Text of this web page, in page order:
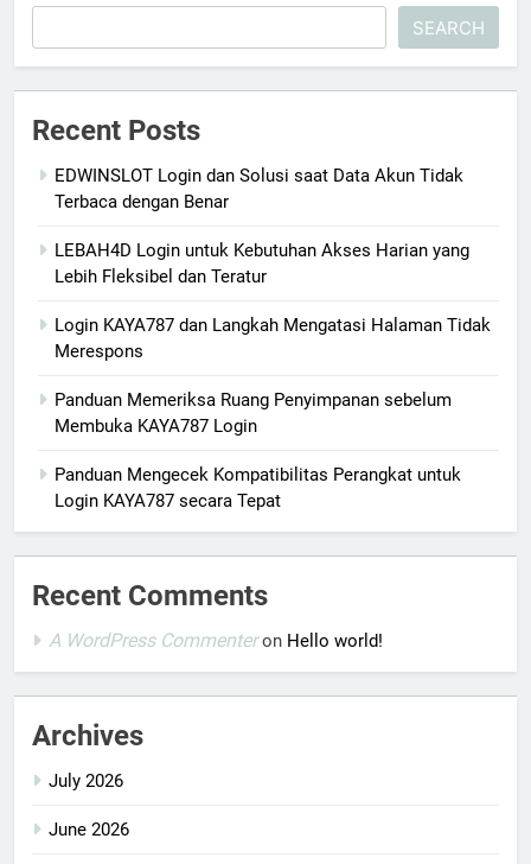
SEARCH
Recent Posts
EDWINSLOT Login dan Solusi saat Data Akun Tidak
Terbaca dengan Benar
LEBAH4D Login untuk Kebutuhan Akses Harian yang
Lebih Fleksibel dan Teratur
Login KAYA787 dan Langkah Mengatasi Halaman Tidak
Merespons
Panduan Memeriksa Ruang Penyimpanan sebelum
Membuka KAYA787 Login
Panduan Mengecek Kompatibilitas Perangkat untuk
Login KAYA787 secara Tepat
Recent Comments
A WordPress Commenteron Hello world!
Archives
July 2026
June 2026